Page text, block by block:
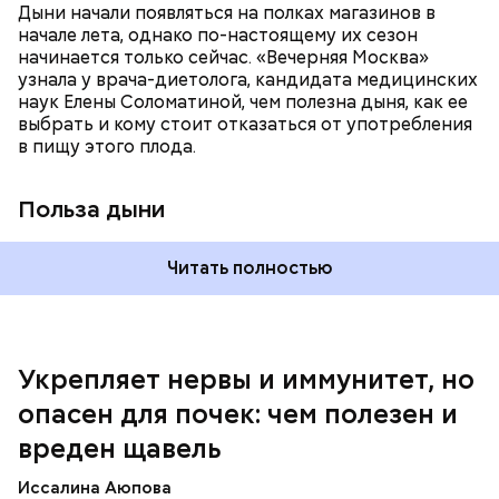
Дыни начали появляться на полках магазинов в
начале лета, однако по-настоящему их сезон
начинается только сейчас. «Вечерняя Москва»
узнала у врача-диетолога, кандидата медицинских
наук Елены Соломатиной, чем полезна дыня, как ее
выбрать и кому стоит отказаться от употребления
в пищу этого плода.
Польза дыни
систему и предотвращает скачки давления;
магний — помогает калию и не дает сосудам
спазмироваться.
Читать полностью
Укрепляет нервы и иммунитет, но
опасен для почек: чем полезен и
вреден щавель
Иссалина Аюпова
— Если человек уже болеет мочекаменной
болезнью, щавель ему не рекомендуется. При
артрите, гастрите, холецистите, синдроме
По мнению специалиста, здоровому человеку
достаточно включать щавель в рацион несколько
виде или припущенном на сковороде.
— Однако если человеку нужно не разжижать
кровь, а наоборот, ее коагулировать, то нужно
уточнила диетолог.